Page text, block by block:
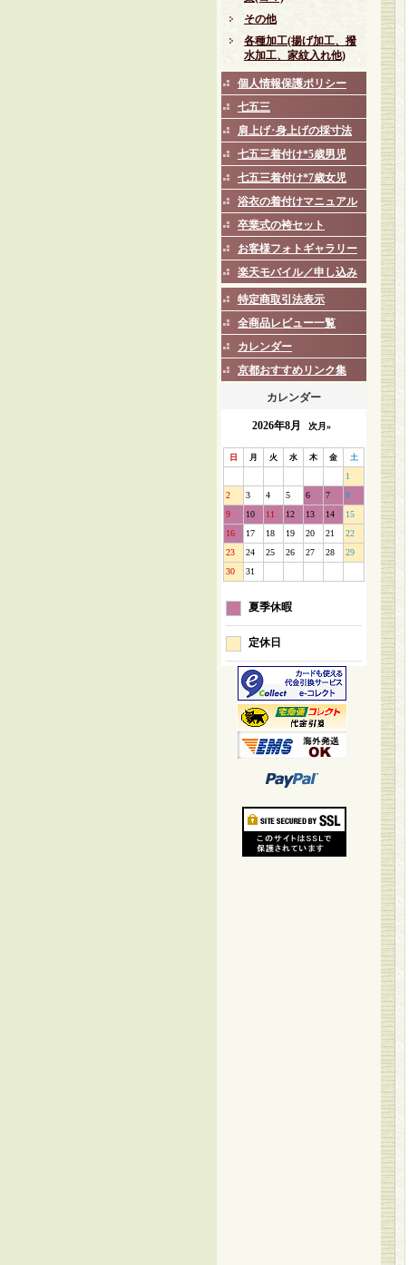
その他
各種加工(揚げ加工、撥
水加工、家紋入れ他)
個人情報保護ポリシー
七五三
肩上げ･身上げの採寸法
七五三着付け*5歳男児
七五三着付け*7歳女児
浴衣の着付けマニュアル
卒業式の袴セット
お客様フォトギャラリー
楽天モバイル／申し込み
特定商取引法表示
全商品レビュー一覧
カレンダー
京都おすすめリンク集
カレンダー
2026年8月 次月»
日 月 火 水 木 金 土
1
2
3 4 5 6 7
8
9
10 11 12 13 14
15
16
17 18 19 20 21
22
23
24 25 26 27 28
29
30
31
夏季休暇
定休日